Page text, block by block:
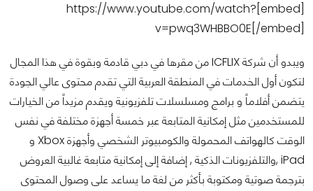
[embed]https://www.youtube.com/watch?
v=pwq3WHBBO0E[/embed]
ويبدو أن شركة ICFLIX من مقرها في دبي قادمة وبقوة في هذا المجال
لتكون أول الخدمات في المنطقة العربية التي تقدم محتوى عالي الجودة
يتضمن أفلاماً و برامج ومسلسلات تلفزيونية ويقدم مزيداً من الخيارات
للمستخدمين مثل إمكانية المتابعة عبر خمسة أجهزة مختلفة في نفس
الوقت كالهواتف المحمولة والكومبيوتر الشخصي وأجهزة Xbox و
iPad ,والتلفزيونات الذكية , إضافة إلى إمكانية متابعة غالبية العروض
بترجمة صوتية ومكتوبة بأكثر من لغة ما يساعد على وصول المحتوى